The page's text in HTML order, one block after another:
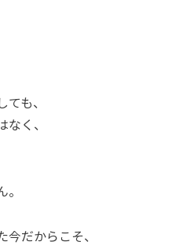
も、
く、
だからこそ、